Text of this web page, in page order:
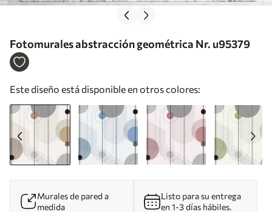
Fotomurales abstracción geométrica Nr. u95379
Este diseño está disponible en otros colores:
Murales de pared a
medida
Listo para su entrega
en 1-3 días hábiles.